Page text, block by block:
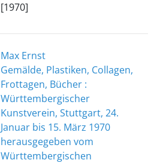
[1970]
Max Ernst
Gemälde, Plastiken, Collagen,
Frottagen, Bücher :
Württembergischer
Kunstverein, Stuttgart, 24.
Januar bis 15. März 1970
herausgegeben vom
Württembergischen